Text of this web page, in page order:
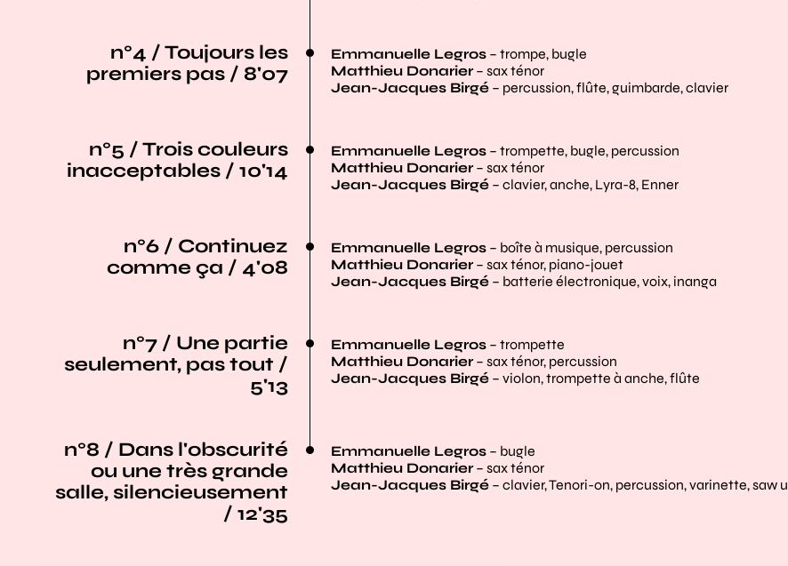
n°4 / Toujours les
premiers pas / 8'07
Emmanuelle Legros – trompe, bugle
Matthieu Donarier– sax ténor
Jean-Jacques Birgé – percussion, flûte, guimbarde, clavier
n°5 / Trois couleurs
inacceptables / 10'14
Emmanuelle Legros – trompette, bugle, percussion
Matthieu Donarier– sax ténor
Jean-Jacques Birgé – clavier, anche, Lyra-8, Enner
n°6 / Continuez
comme ça / 4'08
Emmanuelle Legros – boîte à musique, percussion
Matthieu Donarier– sax ténor, piano-jouet
Jean-Jacques Birgé – batterie électronique, voix, inanga
n°7 / Une partie
seulement, pas tout /
5'13
Emmanuelle Legros – trompette
Matthieu Donarier– sax ténor, percussion
Jean-Jacques Birgé – violon, trompette à anche, flûte
n°8 / Dans l'obscurité
ou une très grande
salle, silencieusement
/ 12'35
Emmanuelle Legros – bugle
Matthieu Donarier– sax ténor
Jean-Jacques Birgé – clavier, Tenori-on, percussion, varinette, saw u